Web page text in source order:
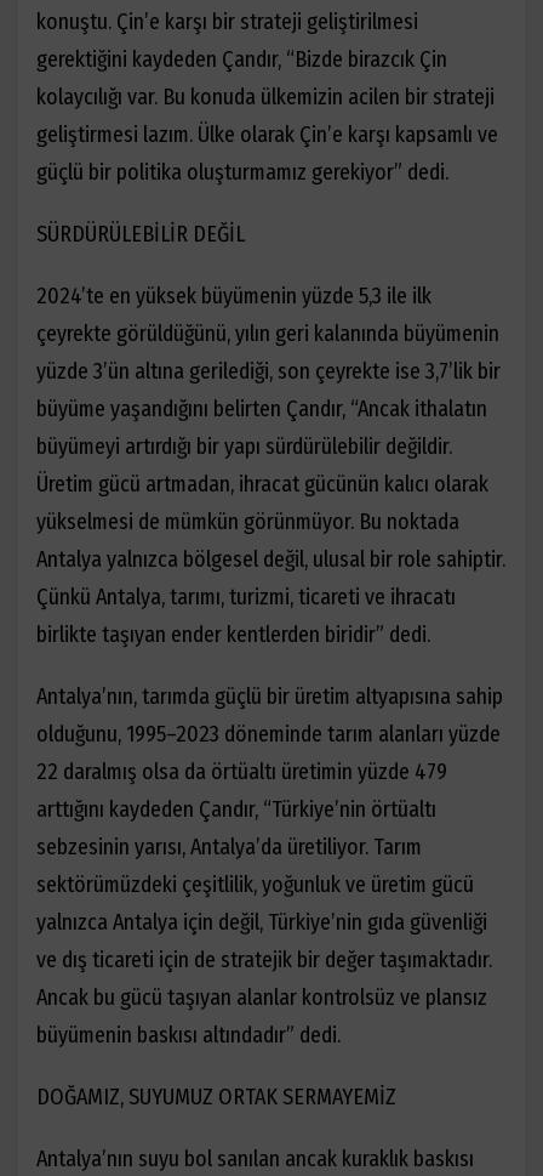
konuştu. Çin’e karşı bir strateji geliştirilmesi
gerektiğini kaydeden Çandır, “Bizde birazcık Çin
kolaycılığı var. Bu konuda ülkemizin acilen bir strateji
geliştirmesi lazım. Ülke olarak Çin’e karşı kapsamlı ve
güçlü bir politika oluşturmamız gerekiyor” dedi.
SÜRDÜRÜLEBİLİR DEĞİL
2024’te en yüksek büyümenin yüzde 5,3 ile ilk
çeyrekte görüldüğünü, yılın geri kalanında büyümenin
yüzde 3’ün altına gerilediği, son çeyrekte ise 3,7’lik bir
büyüme yaşandığını belirten Çandır, “Ancak ithalatın
büyümeyi artırdığı bir yapı sürdürülebilir değildir.
Üretim gücü artmadan, ihracat gücünün kalıcı olarak
yükselmesi de mümkün görünmüyor. Bu noktada
Antalya yalnızca bölgesel değil, ulusal bir role sahiptir.
Çünkü Antalya, tarımı, turizmi, ticareti ve ihracatı
birlikte taşıyan ender kentlerden biridir” dedi.
Antalya’nın, tarımda güçlü bir üretim altyapısına sahip
olduğunu, 1995–2023 döneminde tarım alanları yüzde
22 daralmış olsa da örtüaltı üretimin yüzde 479
arttığını kaydeden Çandır, “Türkiye’nin örtüaltı
sebzesinin yarısı, Antalya’da üretiliyor. Tarım
sektörümüzdeki çeşitlilik, yoğunluk ve üretim gücü
yalnızca Antalya için değil, Türkiye’nin gıda güvenliği
ve dış ticareti için de stratejik bir değer taşımaktadır.
Ancak bu gücü taşıyan alanlar kontrolsüz ve plansız
büyümenin baskısı altındadır” dedi.
DOĞAMIZ, SUYUMUZ ORTAK SERMAYEMİZ
Antalya’nın suyu bol sanılan ancak kuraklık baskısı